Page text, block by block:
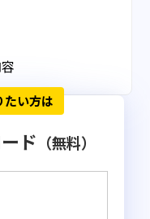
たい方は
ド （無料）